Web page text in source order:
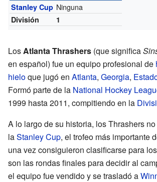
Stanley Cup Ninguna
División 1
LosAtlanta Thrashers (que significa
en español) fue un equipo profesional de
hieloque jugó en Atlanta, Georgia,
Formó parte de la National Hockey
1999 hasta 2011, compitiendo en la
A lo largo de su historia, los Thrashers
laStanley Cup, el trofeo más importante
una vez consiguieron clasificarse para los
son las rondas finales para decidir al
el equipo fue vendido y se trasladó a